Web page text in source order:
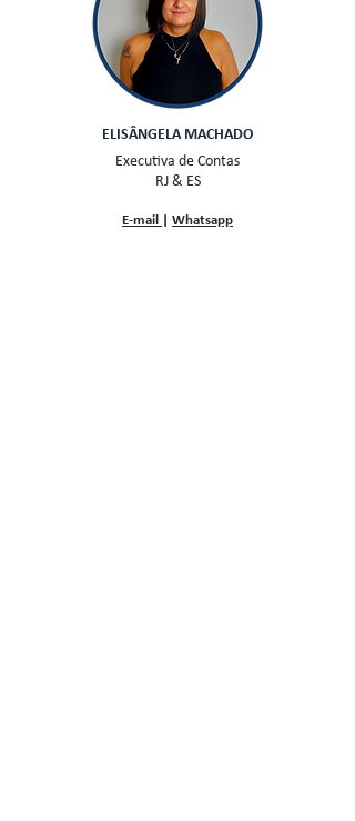
ELISÂNGELA MACHADO
Executiva de Contas
RJ & ES
E-mail Whatsapp